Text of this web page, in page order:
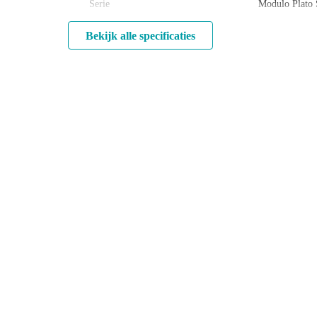
Serie Modulo Plato
Bekijk alle specificaties